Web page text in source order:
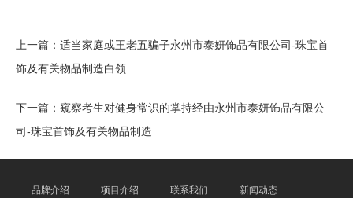
上一篇： 适当家庭或王老五骗子永州市泰妍饰品有限公司-珠宝首
饰及有关物品制造白领
下一篇： 窥察考生对健身常识的掌持经由永州市泰妍饰品有限公
司-珠宝首饰及有关物品制造
品牌介绍 项目介绍 联系我们 新闻动态